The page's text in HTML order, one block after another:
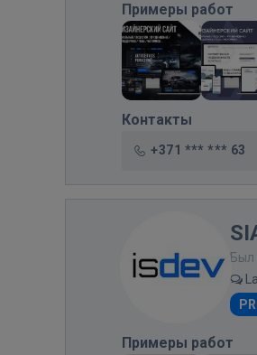
Примеры работ
Контакты
+371 *** *** 63
Был
Примеры работ